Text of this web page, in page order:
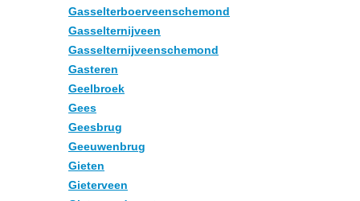
Gasselterboerveenschemond
Gasselternijveen
Gasselternijveenschemond
Gasteren
Geelbroek
Gees
Geesbrug
Geeuwenbrug
Gieten
Gieterveen